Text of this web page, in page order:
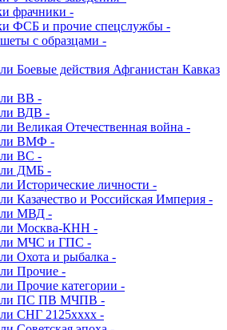
фрачники -
ФСБ и прочие спецслужбы -
с образцами -
Боевые действия Афганистан Кавказ
ВВ -
ВДВ -
Великая Отечественная война -
ВМФ -
ВС -
ДМБ -
Исторические личности -
Казачество и Российская Империя -
МВД -
Москва-КНН -
МЧС и ГПС -
Охота и рыбалка -
Прочие -
Прочие категории -
ПС ПВ МЧПВ -
СНГ 2125хххх -